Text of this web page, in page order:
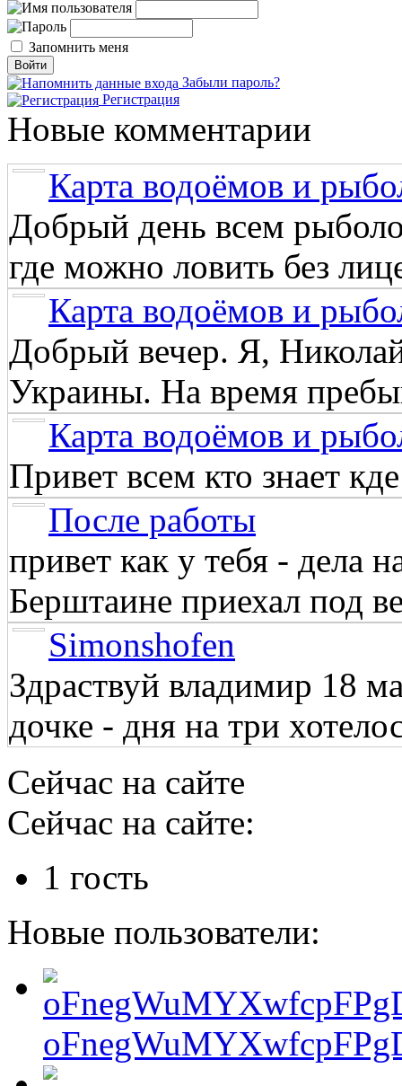
Запомнить меня
Забыли пароль?
Регистрация
Новые комментарии
Карта водоёмов и
Добрый день всем
где можно ловить без
Карта водоёмов и
Добрый вечер. Я,
Украины. На время
Карта водоёмов и
Привет всем кто знает
После работы
привет как у тебя - дела
Берштаине приехал под
Simonshofen
Здраствуй владимир 18
дочке - дня на три
Сейчас на сайте
Сейчас на сайте:
1 гость
Новые пользователи: